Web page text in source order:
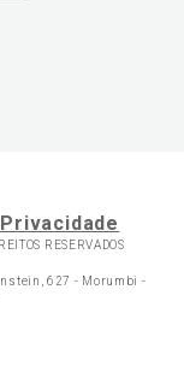
RESERVADOS
627 - Morumbi -